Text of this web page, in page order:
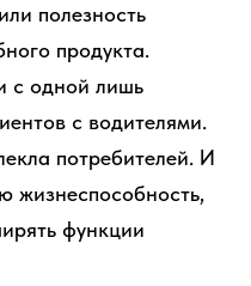
полезность
продукта.
с одной лишь
с водителями.
потребителей. И
жизнеспособность,
функции